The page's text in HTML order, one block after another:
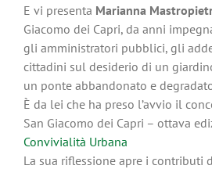
E vi presenta Marianna
Giacomo dei Capri, da anni
gli amministratori pubblici, gli
cittadini sul desiderio di un
un ponte abbandonato e
È da lei che ha preso l’avvio il
San Giacomo dei Capri – ottava
Convivialità Urbana
La sua riflessione apre i contributi